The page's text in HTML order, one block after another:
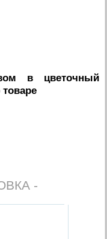
в цветочный
-